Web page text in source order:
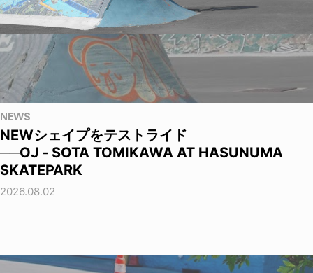
NEWS
NEWシェイプをテストライド
──OJ - SOTA TOMIKAWA AT HASUNUMA
SKATEPARK
2026.08.02